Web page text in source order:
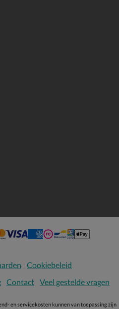
Cookiebeleid
Contact Veel gestelde vragen
en servicekosten kunnen van toepassing zijn